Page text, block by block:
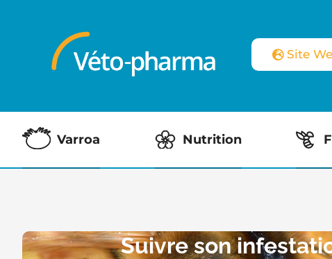
Site
Varroa Nutrition
Suivre son